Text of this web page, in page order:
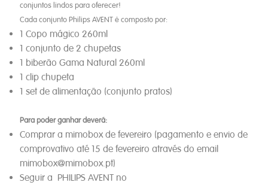
conjuntos lindos para oferecer!
Cada conjunto Philips AVENT é composto por:
1 Copo mágico 260ml
1 conjunto de 2 chupetas
1 biberão Gama Natural 260ml
1 clip chupeta
1 set de alimentação (conjunto pratos)
Para poder ganhar deverá:
Comprar a mimobox de fevereiro (pagamento e envio de
comprovativo até 15 de fevereiro através do email
mimobox@mimobox.pt)
Seguir a PHILIPS AVENT no